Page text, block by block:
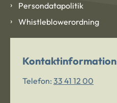
Persondatapolitik
Whistleblowerordning
Kontaktinformation
Telefon: 33 41 12 00